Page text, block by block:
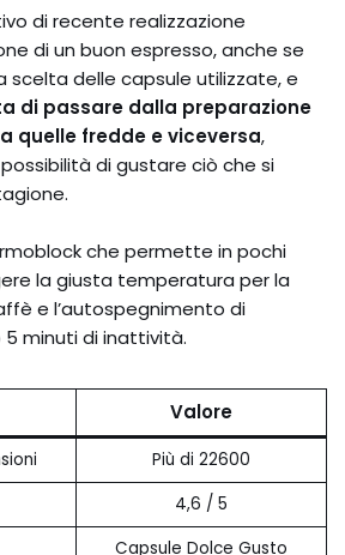
di recente realizzazione
di un buon espresso, anche se
scelta delle capsule utilizzate, e
di passare dalla preparazione
quelle fredde e viceversa,
di gustare ciò che si
che permette in pochi
la giusta temperatura per la
e l’autospegnimento di
minuti di inattività.
Valore
Più di 22600
4,6 / 5
Capsule Dolce Gusto